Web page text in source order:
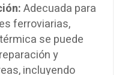
Adecuada para
ferroviarias,
se puede
y
incluyendo